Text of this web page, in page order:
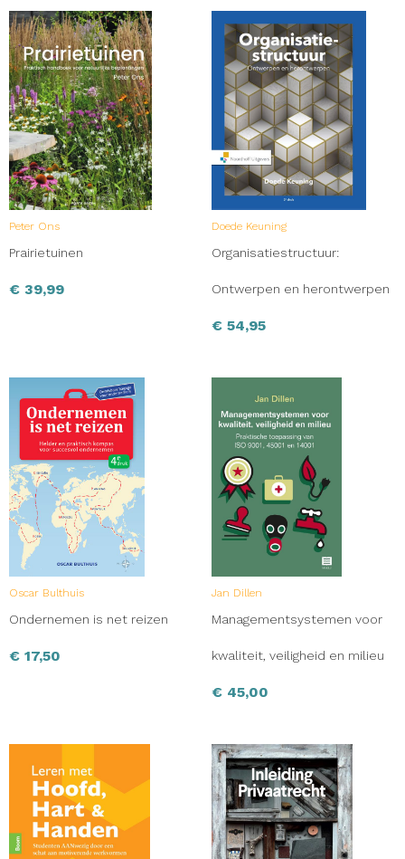
Peter Ons
Prairietuinen
€ 39,99
Doede Keuning
Organisatiestructuur:
Ontwerpen en herontwerpen
€ 54,95
Oscar Bulthuis
Ondernemen is net reizen
€ 17,50
Jan Dillen
Managementsystemen voor
kwaliteit, veiligheid en milieu
€ 45,00